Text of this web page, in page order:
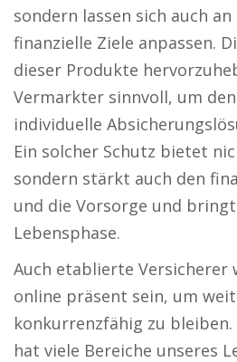
sondern lassen sich auch
finanzielle Ziele anpassen.
dieser Produkte
Vermarkter sinnvoll, um
individuelle
Ein solcher Schutz bietet
sondern stärkt auch den
und die Vorsorge und
Lebensphase.
Auch etablierte Versicherer
online präsent sein, um
konkurrenzfähig zu
hat viele Bereiche unseres